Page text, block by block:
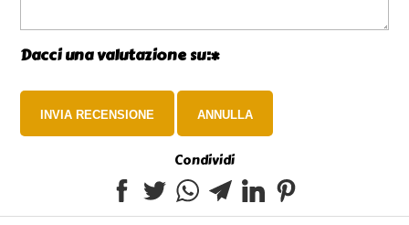
Dacci una valutazione su:*
Condividi